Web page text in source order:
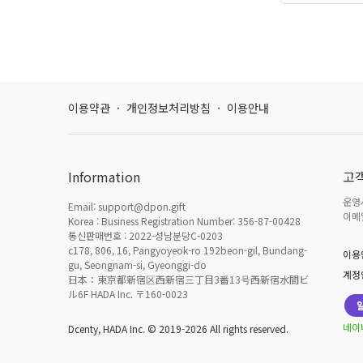
이용약관 · 개인정보처리방침 · 이용안내
Information
Email: support@dpon.gift
Korea : Business Registration Number: 356-87-00428
통신판매번호 : 2022-성남분당C-0203
c178, 806, 16, Pangyoyeok-ro 192beon-gil, Bundang-
gu, Seongnam-si, Gyeonggi-do
日本：東京都新宿区西新宿三丁目3番13号西新宿水間ビ
ル6F HADA Inc. 〒160-0023
Dcenty, HADA Inc. © 2019-2026 All rights reserved.
고
운
이
이
계정
네